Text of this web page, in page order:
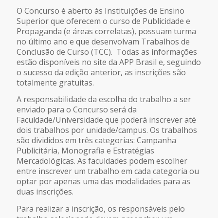
O Concurso é aberto às Instituições de Ensino
Superior que oferecem o curso de Publicidade e
Propaganda (e áreas correlatas), possuam turma
no último ano e que desenvolvam Trabalhos de
Conclusão de Curso (TCC). Todas as informações
estão disponíveis no site da APP Brasil e, seguindo
o sucesso da edição anterior, as inscrições são
totalmente gratuitas.
A responsabilidade da escolha do trabalho a ser
enviado para o Concurso será da
Faculdade/Universidade que poderá inscrever até
dois trabalhos por unidade/campus. Os trabalhos
são divididos em três categorias: Campanha
Publicitária, Monografia e Estratégias
Mercadológicas. As faculdades podem escolher
entre inscrever um trabalho em cada categoria ou
optar por apenas uma das modalidades para as
duas inscrições.
Para realizar a inscrição, os responsáveis pelo